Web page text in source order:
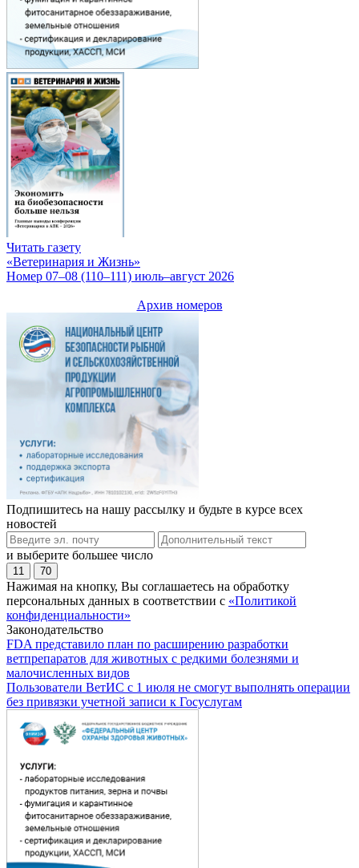
Читать газету
«Ветеринария и Жизнь»
Номер 07–08 (110–111) июль–август 2026
Архив номеров
Подпишитесь на нашу рассылку и будьте в курсе всех
новостей
и выберите большее число
11 70
Нажимая на кнопку, Вы соглашаетесь на обработку
персональных данных в соответствии с «Политикой
конфиденциальности»
Законодательство
FDA представило план по расширению разработки
ветпрепаратов для животных с редкими болезнями и
малочисленных видов
Пользователи ВетИС с 1 июля не смогут выполнять операции
без привязки учетной записи к Госуслугам